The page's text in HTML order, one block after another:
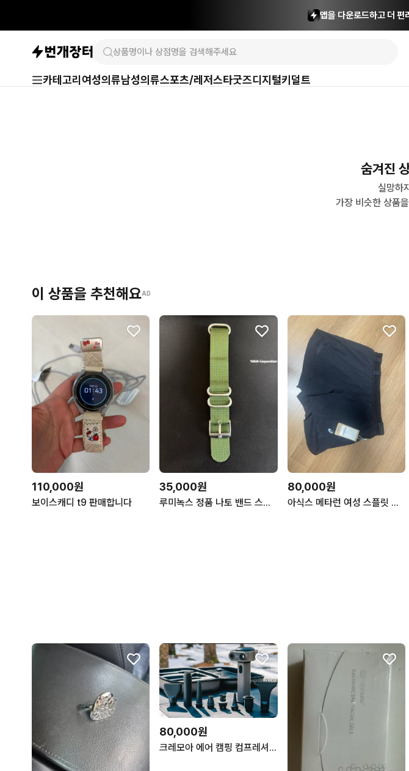
앱을 다운로드하고 더 편
카테고리 여성의류남성의류스포츠/레저스타굿즈디지털키덜트
숨겨진
실망하
가장 비슷한 상품
이 상품을 추천해요AD
110,000원
보이스캐디 t9 판매합니다
35,000원
루미녹스 정품 나토 밴드 스트랩
80,000원
아식스 메타런 여성 스플릿 쇼츠 L
80,000원
크레모아 에어 캠핑 컴프레셔 무선 에어건